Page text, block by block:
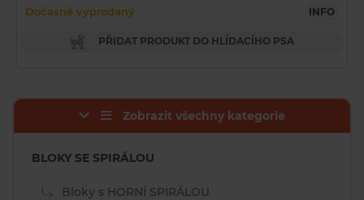
Dočasně vyprodaný INFO
PŘIDAT PRODUKT DO HLÍDACÍHO PSA
Zobrazit všechny kategorie
BLOKY SE SPIRÁLOU
Bloky s HORNÍ SPIRÁLOU